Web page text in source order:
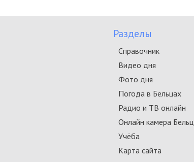
Разделы
Справочник
Видео дня
Фото дня
Погода в Бельцах
Радио и ТВ онлайн
Онлайн камера Бельц
Учёба
Карта сайта